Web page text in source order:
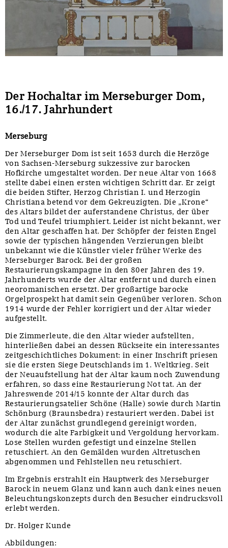
Der Hochaltar im Merseburger Dom,
16./17. Jahrhundert
Merseburg
Der Merseburger Dom ist seit 1653 durch die Herzöge
von Sachsen-Merseburg sukzessive zur barocken
Hofkirche umgestaltet worden. Der neue Altar von 1668
stellte dabei einen ersten wichtigen Schritt dar. Er zeigt
die beiden Stifter, Herzog Christian I. und Herzogin
Christiana betend vor dem Gekreuzigten. Die „Krone“
des Altars bildet der auferstandene Christus, der über
Tod und Teufel triumphiert. Leider ist nicht bekannt, wer
den Altar geschaffen hat. Der Schöpfer der feisten Engel
sowie der typischen hängenden Verzierungen bleibt
unbekannt wie die Künstler vieler früher Werke des
Merseburger Barock. Bei der großen
Restaurierungskampagne in den 80er Jahren des 19.
Jahrhunderts wurde der Altar entfernt und durch einen
neoromanischen ersetzt. Der großartige barocke
Orgelprospekt hat damit sein Gegenüber verloren. Schon
1914 wurde der Fehler korrigiert und der Altar wieder
aufgestellt.
Die Zimmerleute, die den Altar wieder aufstellten,
hinterließen dabei an dessen Rückseite ein interessantes
zeitgeschichtliches Dokument: in einer Inschrift priesen
sie die ersten Siege Deutschlands im 1. Weltkrieg. Seit
der Neuaufstellung hat der Altar kaum noch Zuwendung
erfahren, so dass eine Restaurierung Not tat. An der
Jahreswende 2014/15 konnte der Altar durch das
Restaurierungsatelier Schöne (Halle) sowie durch Martin
Schönburg (Braunsbedra) restauriert werden. Dabei ist
der Altar zunächst grundlegend gereinigt worden,
wodurch die alte Farbigkeit und Vergoldung hervorkam.
Lose Stellen wurden gefestigt und einzelne Stellen
retuschiert. An den Gemälden wurden Altretuschen
abgenommen und Fehlstellen neu retuschiert.
Im Ergebnis erstrahlt ein Hauptwerk des Merseburger
Barock in neuem Glanz und kann auch dank eines neuen
Beleuchtungskonzepts durch den Besucher eindrucksvoll
erlebt werden.
Dr. Holger Kunde
Abbildungen: